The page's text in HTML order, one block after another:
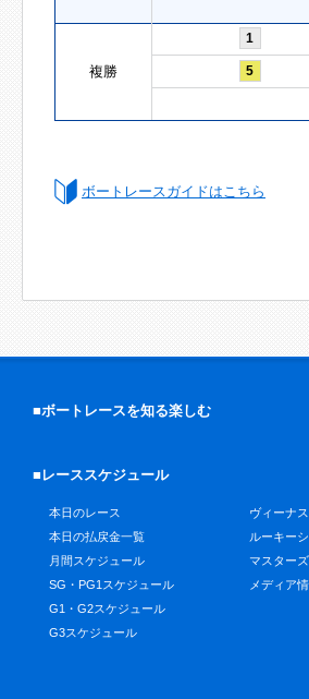
複勝
1
5
ボートレースガイドはこちら
■ボートレースを知る楽しむ
■レーススケジュール
本日のレース
本日の払戻金一覧
月間スケジュール
SG・PG1スケジュール
G1・G2スケジュール
G3スケジュール
ヴィーナ
ルーキー
マスター
メディア